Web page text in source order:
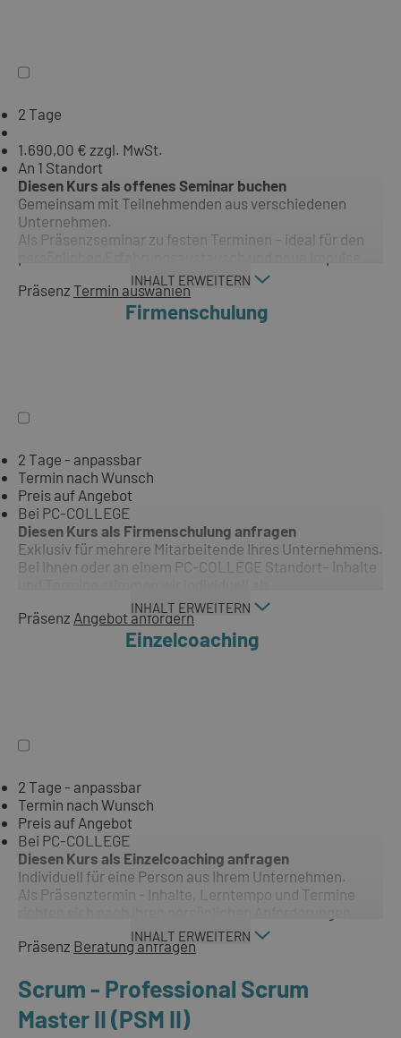
2 Tage
1.690,00 € zzgl. MwSt.
An 1 Standort
Diesen Kurs als offenes Seminar buchen
Gemeinsam mit Teilnehmenden aus verschiedenen
Unternehmen.
Als Präsenzseminar zu festen Terminen – ideal für den
INHALT ERWEITERN
Präsenz Termin auswählen
Firmenschulung
2 Tage - anpassbar
Termin nach Wunsch
Preis auf Angebot
Bei PC-COLLEGE
Diesen Kurs als Firmenschulung anfragen
Exklusiv für mehrere Mitarbeitende Ihres Unternehmens.
Bei Ihnen oder an einem PC-COLLEGE Standort– Inhalte
INHALT ERWEITERN
Präsenz Angebot anfordern
Einzelcoaching
2 Tage - anpassbar
Termin nach Wunsch
Preis auf Angebot
Bei PC-COLLEGE
Diesen Kurs als Einzelcoaching anfragen
Individuell für eine Person aus Ihrem Unternehmen.
Als Präsenztermin - Inhalte, Lerntempo und Termine
INHALT ERWEITERN
Präsenz Beratung anfragen
Scrum - Professional Scrum
Master II (PSM II)